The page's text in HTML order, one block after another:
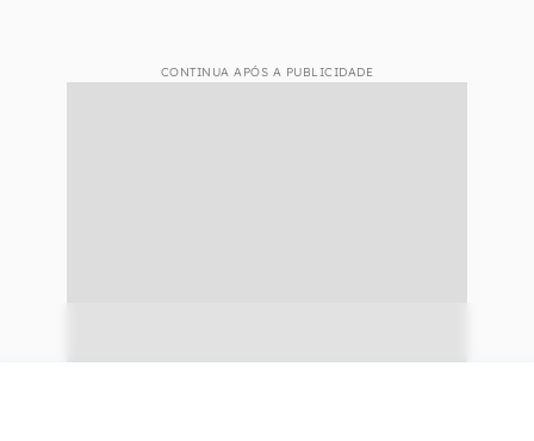
CONTINUA APÓS A PUBLICIDADE